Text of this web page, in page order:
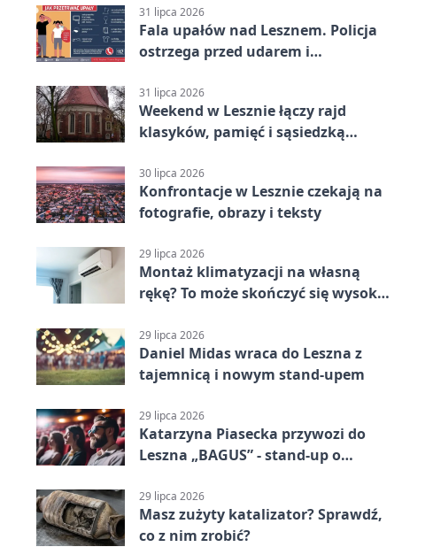
31 lipca 2026
Fala upałów nad Lesznem. Policja
ostrzega przed udarem i
31 lipca 2026
Weekend w Lesznie łączy rajd
klasyków, pamięć i sąsiedzką
30 lipca 2026
Konfrontacje w Lesznie czekają na
fotografie, obrazy i teksty
29 lipca 2026
Montaż klimatyzacji na własną
rękę? To może skończyć się wysoką
29 lipca 2026
Daniel Midas wraca do Leszna z
tajemnicą i nowym stand-upem
29 lipca 2026
Katarzyna Piasecka przywozi do
Leszna „BAGUS” - stand-up o
29 lipca 2026
Masz zużyty katalizator? Sprawdź,
co z nim zrobić?